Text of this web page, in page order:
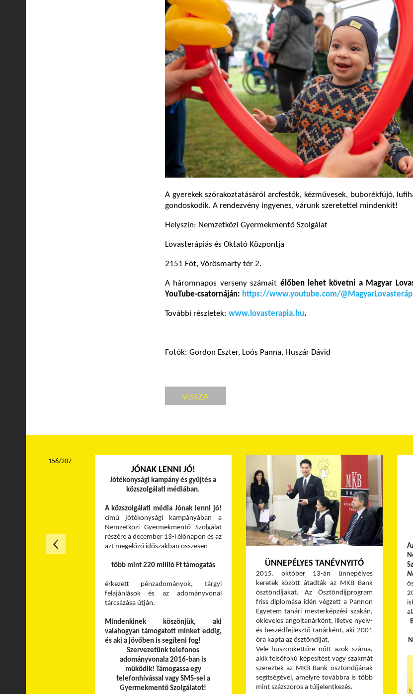
A gyerekek szórakoztatásáról arcfestők, kézművesek, buborékfújó,
gondoskodik. A rendezvény ingyenes, várunk szeretettel mindenkit!
Helyszín: Nemzetközi Gyermekmentő Szolgálat
Lovasterápiás és Oktató Központja
2151 Fót, Vörösmarty tér 2.
A háromnapos verseny számait élőben lehet követni a Magyar
YouTube-csatornáján: https://www.youtube.com/
További részletek: www.lovasterapia.hu.
Fotók: Gordon Eszter, Loós Panna, Huszár Dávid
VISSZA
JÓNAK LENNI JÓ!
Jótékonysági kampány és gyűjtés a
közszolgálati médiában.
A közszolgálati média Jónak lenni jó!
című jótékonysági kampányában a
Nemzetközi Gyermekmentő Szolgálat
részére a december 13-i élőnapon és az
azt megelőző időszakban összesen
több mint 220 millió Ft támogatás
érkezett pénzadományok, tárgyi
felajánlások és az adományvonal
tárcsázása útján.
Mindenkinek köszönjük, aki
valahogyan támogatott minket eddig,
és aki a jövőben is segíteni fog!
Szervezetünk telefonos
adományvonala 2016-ban is
működik! Támogassa egy
telefonhívással vagy SMS-sel a
Gyermekmentő Szolgálatot!
ÜNNEPÉLYES TANÉVNYITÓ
2015. október 13-án ünnepélyes
keretek között átadták az MKB Bank
ösztöndíjakat. Az Ösztöndíjprogram
friss diplomása idén végzett a Pannon
Egyetem tanári mesterképzési szakán,
okleveles angoltanárként, illetve nyelv-
és beszédfejlesztő tanárként, aki 2001
óra kapta az ösztöndíjat.
Vele huszonkettőre nőtt azok száma,
akik felsőfokú képesítést vagy szakmát
szereztek az MKB Bank ösztöndíjának
segítségével, amelyre továbbra is több
mint százszoros a túljelentkezés.
156/207